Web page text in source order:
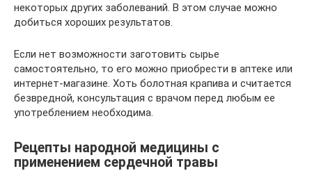
некоторых других заболеваний. В этом случае можно
добиться хороших результатов.
Если нет возможности заготовить сырье
самостоятельно, то его можно приобрести в аптеке или
интернет-магазине. Хоть болотная крапива и считается
безвредной, консультация с врачом перед любым ее
употреблением необходима.
Рецепты народной медицины с
применением сердечной травы